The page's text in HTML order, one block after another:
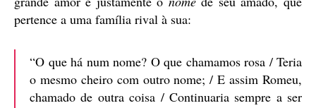
pertence a uma família rival à sua:
“O que há num nome? O que chamamos rosa / Teria
o mesmo cheiro com outro nome; / E assim Romeu,
chamado de outra coisa / Continuaria sempre a ser